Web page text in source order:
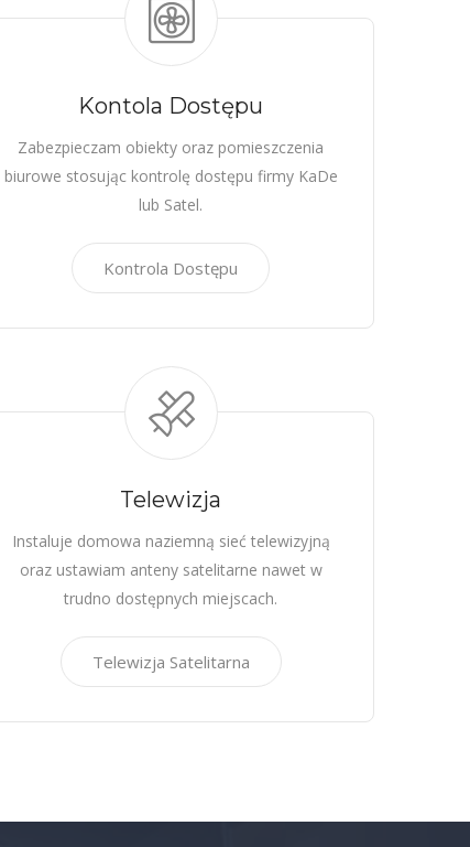
Kontola Dostępu
Zabezpieczam obiekty oraz pomieszczenia
biurowe stosując kontrolę dostępu firmy KaDe
lub Satel.
Kontrola Dostępu
Telewizja
Instaluje domowa naziemną sieć telewizyjną
oraz ustawiam anteny satelitarne nawet w
trudno dostępnych miejscach.
Telewizja Satelitarna